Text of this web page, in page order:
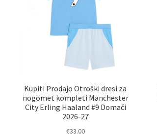
Kupiti Prodajo Otroški dresi za
nogomet kompleti Manchester
City Erling Haaland #9 Domači
2026-27
€33.00